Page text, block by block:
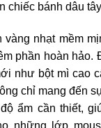
chiếc bánh dâu
vàng nhạt mềm
phần hoàn
như bột mì cao
chỉ mang đến
ẩm cần thiết,